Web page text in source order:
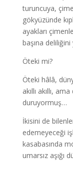
turuncuya,
gökyüzünde
ayakları
başına deliliğini
Öteki mi?
Öteki hâlâ,
akıllı akıllı,
duruyormuş…
İkisini de
edemeyeceği
kasabasında
umarsız aşığı